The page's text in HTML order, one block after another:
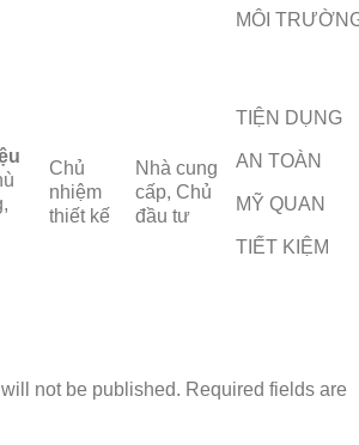
MÔI
Chủ
nhiệm
thiết kế
Nhà cung
cấp, Chủ
đầu tư
TIỆN DỤNG
AN TOÀN
MỸ QUAN
TIẾT KIỆM
not be published. Required fields are